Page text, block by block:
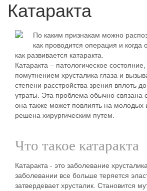
Катаракта
По каким признакам можно
как проводится операция и когда
как развивается катаракта.
Катаракта – патологическое
помутнением хрусталика глаза и
степени расстройства зрения вплоть
утраты. Эта проблема обычно связана
она также может повлиять на молодых
решена хирургическим путем.
Что такое катаракта
Катаракта - это заболевание
заболевании все больше теряется
затвердевает хрусталик. Становится